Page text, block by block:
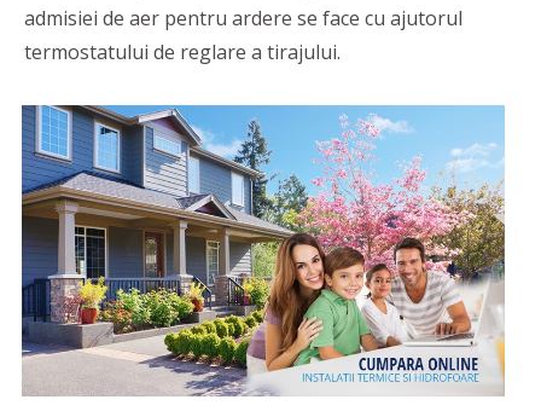
admisiei de aer pentru ardere se face cu ajutorul
termostatului de reglare a tirajului.